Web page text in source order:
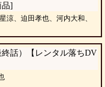
]
涼、迫田孝也、河内大和、
話）【レンタル落ちDV